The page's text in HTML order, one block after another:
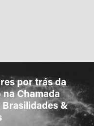
por trás da
na Chamada
&